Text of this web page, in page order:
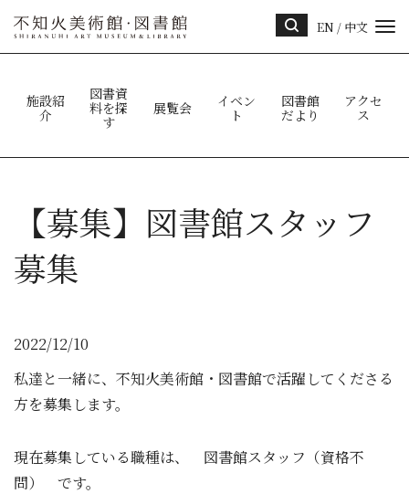
ト内
EN / 中文
施設紹
介
図書資
料を探
す
展覧会
イベン
ト
図書館
だより
アクセ
ス
【募集】図書館スタッフ
募集
2022/12/10
私達と一緒に、不知火美術館・図書館で活躍してくださる
方を募集します。
現在募集している職種は、 図書館スタッフ（資格不
問） です。